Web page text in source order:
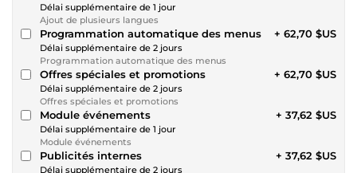
Délai supplémentaire de 1 jour
Ajout de plusieurs langues
Programmation automatique des menus
Délai supplémentaire de 2 jours
Programmation automatique des menus
+ 62,70 $US
Offres spéciales et promotions
Délai supplémentaire de 2 jours
Offres spéciales et promotions
+ 62,70 $US
Module événements
Délai supplémentaire de 1 jour
Module événements
+ 37,62 $US
Publicités internes
Délai supplémentaire de 2 jours
+ 37,62 $US